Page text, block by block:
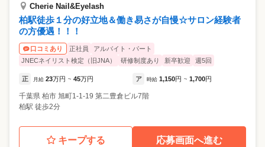
Cherie Nail&Eyelash
柏駅徒歩１分の好立地＆働き易さが自慢☆サロン経験者
の方優遇！！！
口コミあり 正社員
アルバイト・パート
JNECネイリスト検定（旧JNA）
研修制度あり 新卒歓迎 週5回
正 月給 23万円 ~ 45万円 ア 時給 1,150円 ~ 1,700円
千葉県 柏市 旭町1-1-19 第二豊倉ビル7階
柏駅 徒歩2分
キープする 応募画面へ進む